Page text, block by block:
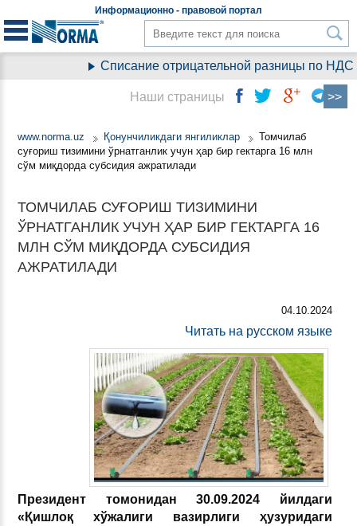
Информационно - правовой портал
Списание отрицательной разницы по НДС
www.norma.uz Қонунчиликдаги янгиликлар
Томчилаб
суғориш тизимини ўрнатганлик учун ҳар бир гектарга 16 млн
сўм миқдорда субсидия ажратилади
ТОМЧИЛАБ СУҒОРИШ ТИЗИМИНИ
ЎРНАТГАНЛИК УЧУН ҲАР БИР ГЕКТАРГА 16
МЛН СЎМ МИҚДОРДА СУБСИДИЯ
АЖРАТИЛАДИ
04.10.2024
Читать на русском языке
Президент томонидан 30.09.2024 йилдаги
«Қишлоқ хўжалиги вазирлиги ҳузуридаги
Наши страницы